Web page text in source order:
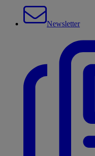
Newsletter